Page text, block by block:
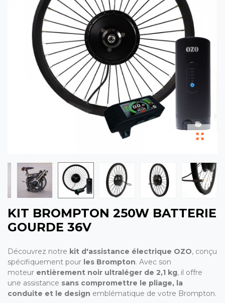
KIT BROMPTON 250W BATTERIE
GOURDE 36V
Découvrez notre kit d'assistance électrique OZO, conçu
spécifiquement pour les Brompton. Avec son
moteur entièrement noir ultraléger de 2,1 kg, il offre
une assistance sans compromettre le pliage, la
conduite et le design emblématique de votre Brompton.